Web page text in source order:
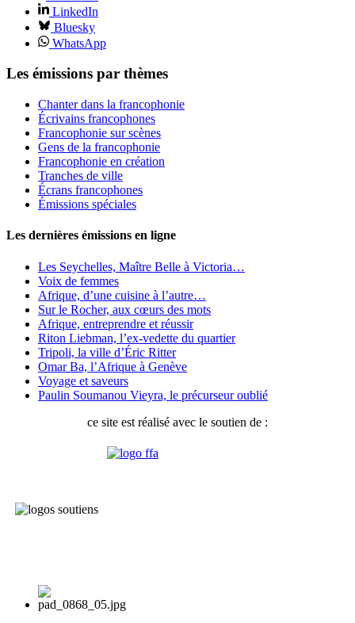
LinkedIn
Bluesky
WhatsApp
Les émissions par thèmes
Chanter dans la francophonie
Écrivains francophones
Francophonie sur scènes
Gens de la francophonie
Francophonie en création
Tranches de ville
Écrans francophones
Émissions spéciales
Les dernières émissions en ligne
Les Seychelles, Maître Belle à Victoria…
Voix de femmes
Afrique, d’une cuisine à l’autre…
Sur le Rocher, aux cœurs des mots
Afrique, entreprendre et réussir
Riton Liebman, l’ex-vedette du quartier
Tripoli, la ville d’Éric Ritter
Omar Ba, l’Afrique à Genève
Voyage et saveurs
Paulin Soumanou Vieyra, le précurseur oublié
ce site est réalisé avec le soutien de :